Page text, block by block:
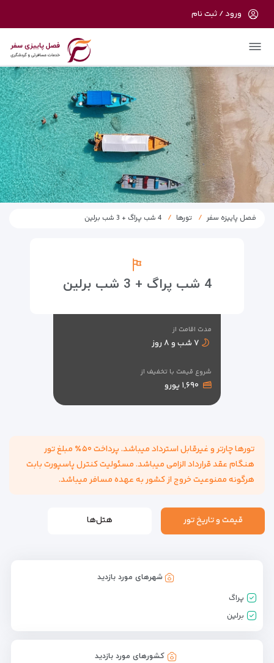
ورود / ثبت نام
در حال حاضر ارتباط با سرور قطع می باشد
لطفا دقایقی بعد مجددا تلاش کنید.
فصل پاییزه سفر تورها 4 شب پراگ + 3 شب برلین
4 شب پراگ + 3 شب برلین
مدت اقامت از
۷ شب و ۸ روز
شروع قیمت با تخفیف از
۱,۶۹۰ یورو
تورها چارتر و غیرقابل استرداد میباشد. پرداخت ۵۰٪ مبلغ تور
هنگام عقد قرارداد الزامی میباشد. مسئولیت کنترل پاسپورت بابت
هرگونه ممنوعیت خروج از کشور به عهده مسافر میباشد.
قیمت و تاریخ تور هتل‌ها
شهرهای مورد بازدید
پراگ
برلین
کشورهای مورد بازدید